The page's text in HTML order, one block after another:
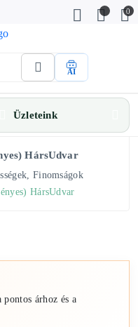
0
AI
Üzleteink
HársUdvar
Finomságok
HársUdvar
árhoz és a